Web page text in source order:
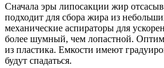
Сначала эры липосакции жир
подходит для сбора жира из
механические аспираторы для
более шумный, чем лопастной.
из пластика. Емкости имеют
будут спадаться.